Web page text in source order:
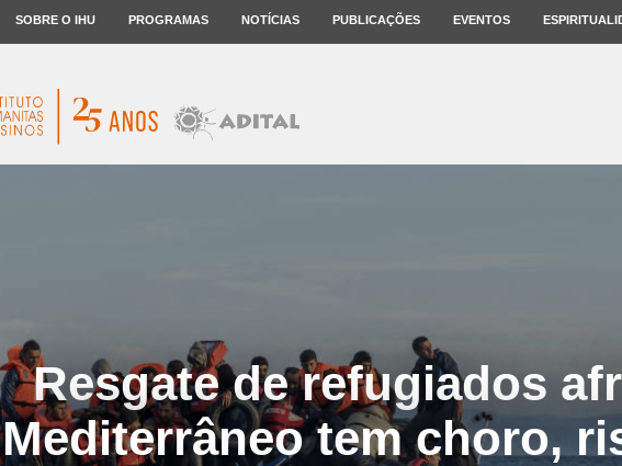
SOBRE O IHU PROGRAMAS NOTÍCIAS PUBLICAÇÕES EVENTOS
Resgate de refugiados
Mediterrâneo tem choro,